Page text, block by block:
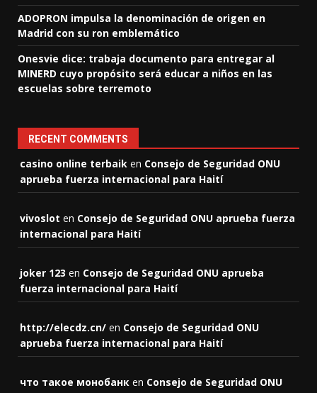
ADOPRON impulsa la denominación de origen en
Madrid con su ron emblemático
Onesvie dice: trabaja documento para entregar al
MINERD cuyo propósito será educar a niños en las
escuelas sobre terremoto
RECENT COMMENTS
casino online terbaik en Consejo de Seguridad ONU
aprueba fuerza internacional para Haití
vivoslot en Consejo de Seguridad ONU aprueba fuerza
internacional para Haití
joker 123 en Consejo de Seguridad ONU aprueba
fuerza internacional para Haití
http://elecdz.cn/ en Consejo de Seguridad ONU
aprueba fuerza internacional para Haití
что такое монобанк en Consejo de Seguridad ONU